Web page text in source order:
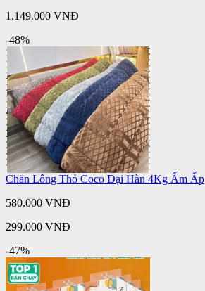
1.149.000 VNĐ
-48%
Chăn Lông Thỏ Coco Đại Hàn 4Kg Ấm Ấp
580.000 VNĐ
299.000 VNĐ
-47%